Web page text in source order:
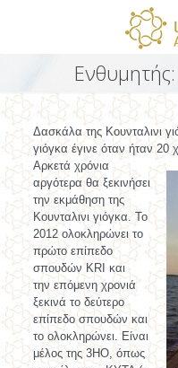
Δασκάλα της Κουνταλινι
γιόγκα έγινε όταν ήταν
Αρκετά χρόνια
αργότερα θα ξεκινήσει
την εκμάθηση της
Κουνταλινι γιόγκα. Το
2012 ολοκληρώνει το
πρώτο επίπεδο
σπουδών ΚRI και
την επόμενη χρονιά
ξεκινά το δεύτερο
επίπεδο σπουδών και
το ολοκληρώνει. Είναι
μέλος της 3HO, όπως